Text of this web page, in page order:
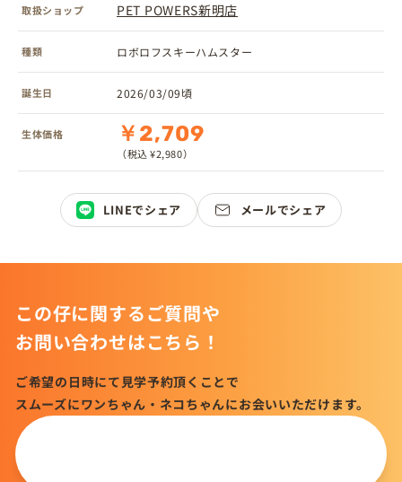
取扱ショップ PET POWERS新明店
種類 ロボロフスキーハムスター
誕生日 2026/03/09頃
生体価格 ￥2,709
（税込 ¥2,980）
LINEでシェア メールでシェア
この仔に関するご質問や
お問い合わせはこちら！
ご希望の日時にて見学予約頂くことで
スムーズにワンちゃん・ネコちゃんにお会いいただけます。